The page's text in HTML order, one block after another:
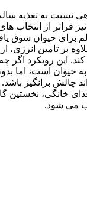
نسبت به تغذیه
فراتر از انتخاب‌
برای حیوان سوق
بر تامین انرژی،
این رویکرد اگر
حیوان است، اما
چالش‌ برانگیز باشد.
خانگی، نخستین
می‌ شود.